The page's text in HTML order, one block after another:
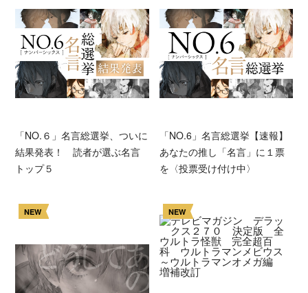
「NO.６」名言総選挙、ついに
結果発表！ 読者が選ぶ名言
トップ５
「NO.6」名言総選挙【速報】
あなたの推し「名言」に１票
を〈投票受け付け中〉
NEW NEW